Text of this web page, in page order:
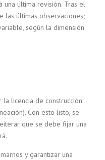
una última revisión. Tras el
las últimas observaciones;
según la dimensión
licencia de construcción
Con esto listo, se
que se debe fijar una
y garantizar una